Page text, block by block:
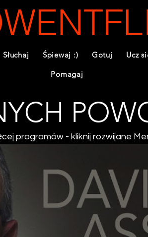
Słuchaj Śpiewaj :) Gotuj Ucz
Pomagaj
programów - kliknij rozwijane